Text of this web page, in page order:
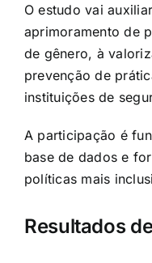
O estudo vai
aprimoramento de
de gênero, à
prevenção de
instituições de
A participação é
base de dados e
políticas mais
Resultados